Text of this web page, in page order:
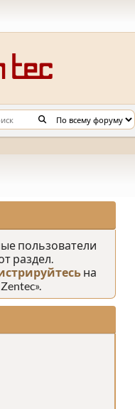
пользователи
раздел.
на